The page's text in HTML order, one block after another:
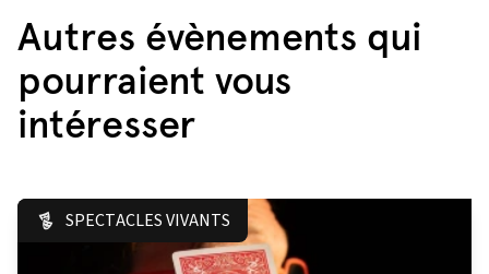
Autres évènements qui
pourraient vous
intéresser
SPECTACLES VIVANTS